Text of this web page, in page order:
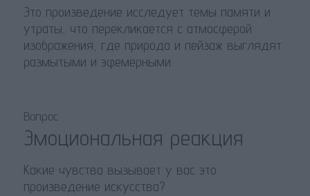
Это произведение исследует темы памяти и
утраты, что перекликается с атмосферой
изображения, где природа и пейзаж выглядят
размытыми и эфемерными.
Вопрос
Эмоциональная реакция
Какие чувства вызывает у вас это
произведение искусства?